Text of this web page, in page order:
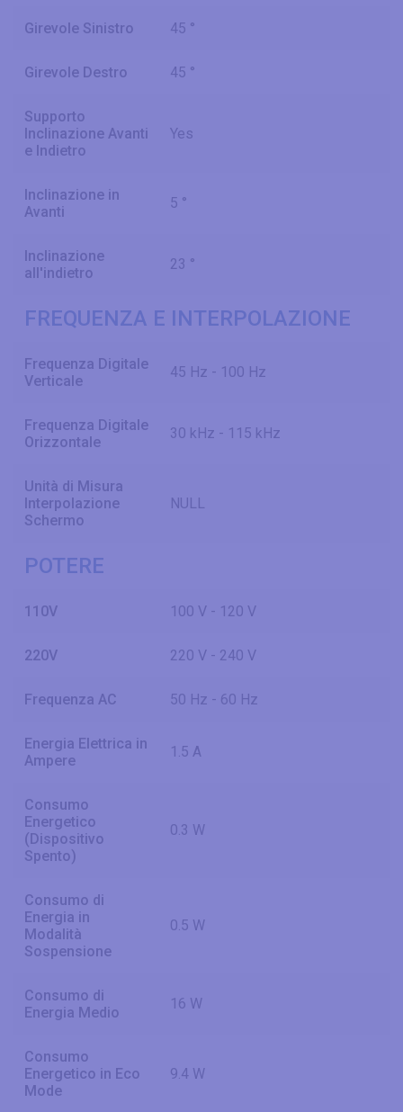
Girevole Sinistro 45 °
Girevole Destro 45 °
Supporto
Inclinazione Avanti
e Indietro
Yes
Inclinazione in
Avanti
5 °
Inclinazione
all'indietro
23 °
FREQUENZA E INTERPOLAZIONE
Frequenza Digitale
Verticale
45 Hz - 100 Hz
Frequenza Digitale
Orizzontale
30 kHz - 115 kHz
Unità di Misura
Interpolazione
Schermo
NULL
POTERE
110V 100 V - 120 V
220V 220 V - 240 V
Frequenza AC 50 Hz - 60 Hz
Energia Elettrica in
Ampere
1.5 A
Consumo
Energetico
(Dispositivo
Spento)
0.3 W
Consumo di
Energia in
Modalità
Sospensione
0.5 W
Consumo di
Energia Medio
16 W
Consumo
Energetico in Eco
Mode
9.4 W